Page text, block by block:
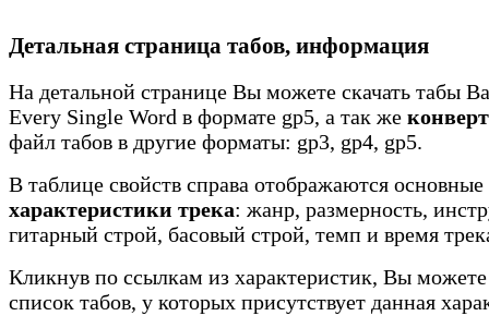
Детальная страница табов, информация
На детальной странице Вы можете скачать табы
Every Single Word в формате gp5, а так же
файл табов в другие форматы: gp3, gp4, gp5.
В таблице свойств справа отображаются основные
характеристики трека: жанр, размерность,
гитарный строй, басовый строй, темп и время
Кликнув по ссылкам из характеристик, Вы
список табов, у которых присутствует данная